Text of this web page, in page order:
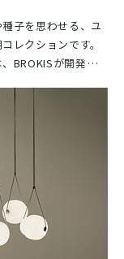
子を思わせる、ユ
レクションです。
BROKISが開発し
ェルを貫く軸の役
光学効果を生み出し
品を留める役割、
て照明の位置を調
ションストラップ
の働きも果たしま
ろん、セットでも
年春よりBROKIS